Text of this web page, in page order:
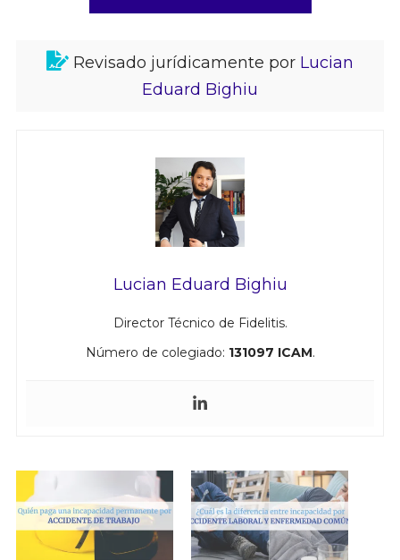
Revisado jurídicamente por Lucian
Eduard Bighiu
Lucian Eduard Bighiu
Director Técnico de Fidelitis.
Número de colegiado: 131097 ICAM.